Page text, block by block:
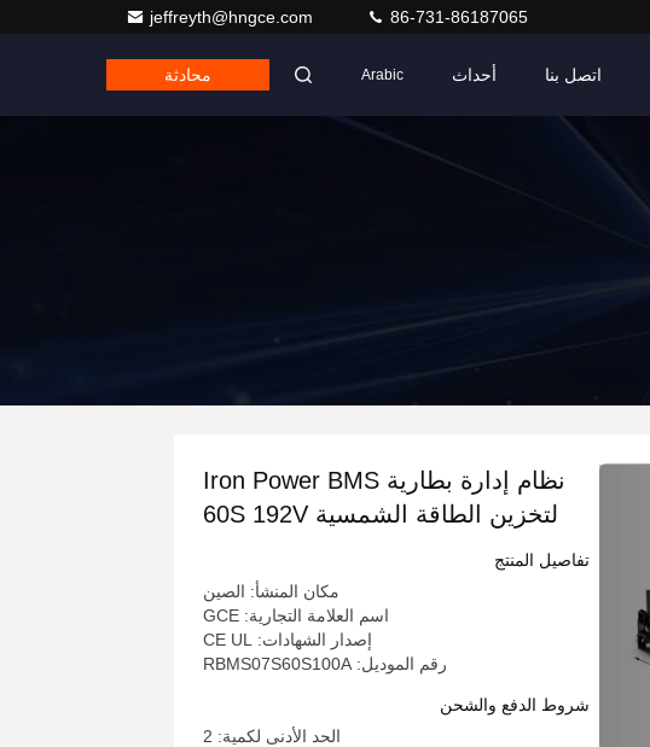
jeffreyth@hngce.com 86-731-86187065
اتصل بنا أحداث Arabic محادثة
نظام إدارة بطارية Iron Power BMS
لتخزين الطاقة الشمسية 60S 192V
تفاصيل المنتج
مكان المنشأ: الصين
اسم العلامة التجارية: GCE
إصدار الشهادات: CE UL
رقم الموديل: RBMS07S60S100A
شروط الدفع والشحن
الحد الأدنى لكمية: 2